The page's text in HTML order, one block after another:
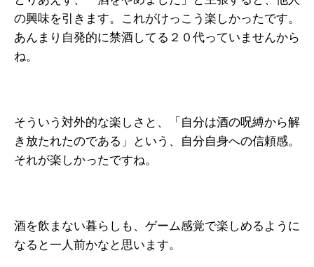
の興味を引きます。これがけっこう楽しかったです。
あんまり自発的に禁酒してる２０代っていませんから
ね。
そういう対外的な楽しさと、「自分は酒の呪縛から解
き放たれたのである」という、自分自身への信頼感。
それが楽しかったですね。
酒を飲まない暮らしも、ゲーム感覚で楽しめるように
なると一人前かなと思います。